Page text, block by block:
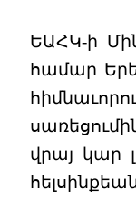
ԵԱՀԿ-ի
համար
վրայ կար